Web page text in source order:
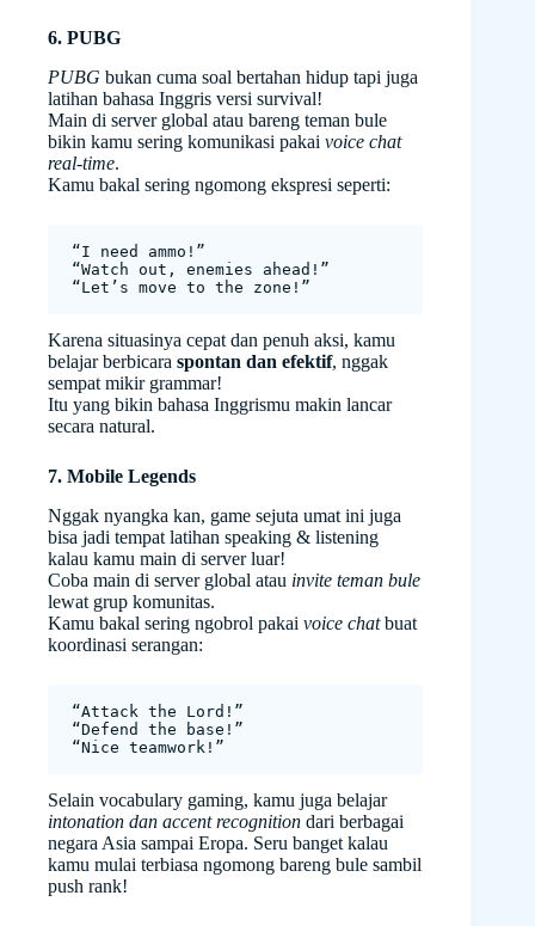
6. PUBG
PUBG bukan cuma soal bertahan hidup tapi juga
latihan bahasa Inggris versi survival!
Main di server global atau bareng teman bule
bikin kamu sering komunikasi pakai voice chat
real-time.
Kamu bakal sering ngomong ekspresi seperti:
“I need ammo!”
“Watch out, enemies ahead!”
“Let’s move to the zone!”
Karena situasinya cepat dan penuh aksi, kamu
belajar berbicara spontan dan efektif, nggak
sempat mikir grammar!
Itu yang bikin bahasa Inggrismu makin lancar
secara natural.
7. Mobile Legends
Nggak nyangka kan, game sejuta umat ini juga
bisa jadi tempat latihan speaking & listening
kalau kamu main di server luar!
Coba main di server global atau invite teman bule
lewat grup komunitas.
Kamu bakal sering ngobrol pakai voice chatbuat
koordinasi serangan:
“Attack the Lord!”
“Defend the base!”
“Nice teamwork!”
Selain vocabulary gaming, kamu juga belajar
intonation dan accent recognition dari berbagai
negara Asia sampai Eropa. Seru banget kalau
kamu mulai terbiasa ngomong bareng bule sambil
push rank!